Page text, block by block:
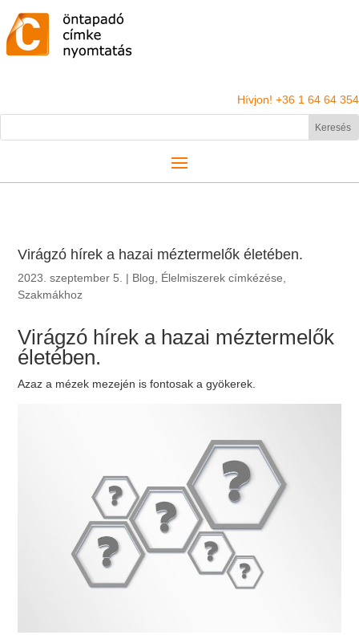
Hívjon! +36 1 64 64 354
Virágzó hírek a hazai méztermelők életében.
2023. szeptember 5. | Blog Élelmiszerek címkézése
Szakmákhoz
Virágzó hírek a hazai méztermelők
életében.
Azaz a mézek mezején is fontosak a gyökerek.